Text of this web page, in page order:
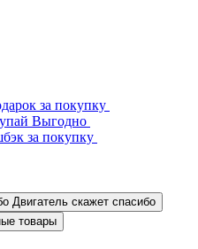
за покупку
Выгодно
за покупку
Двигатель скажет спасибо
товары